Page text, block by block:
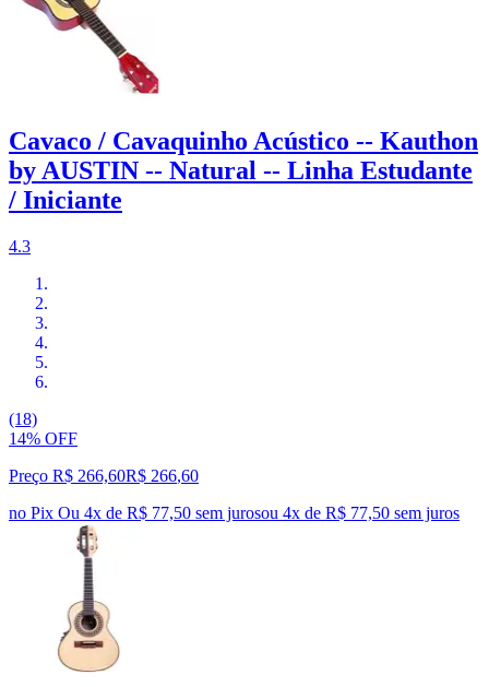
Cavaco / Cavaquinho Acústico -- Kauthon
by AUSTIN -- Natural -- Linha Estudante
/ Iniciante
4.3
(18)
14% OFF
Preço R$ 266,60R$ 266,60
no Pix Ou 4x de R$ 77,50 sem jurosou 4x de R$ 77,50 sem juros